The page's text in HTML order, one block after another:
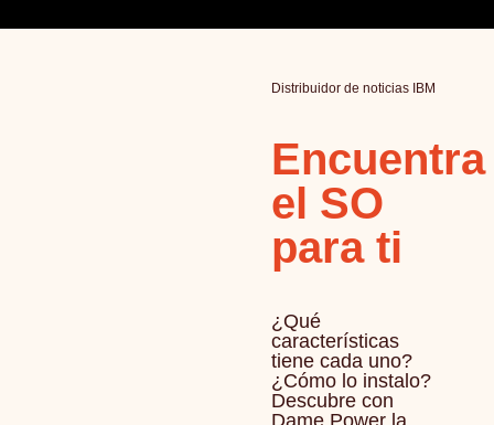
Distribuidor de noticias IBM
Encuentra
el SO
para ti
¿Qué
características
tiene cada uno?
¿Cómo lo instalo?
Descubre con